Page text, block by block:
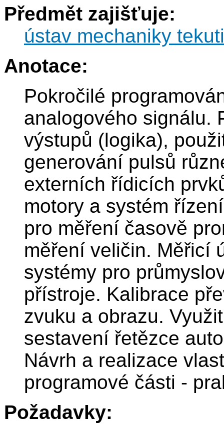
Předmět zajišťuje:
ústav mechaniky
Anotace:
Pokročilé
analogového signálu.
výstupů (logika),
generování pulsů
externích řídicích
motory a systém
pro měření časově
měření veličin. Měřicí
systémy pro
přístroje. Kalibrace
zvuku a obrazu.
sestavení řetězce
Návrh a realizace
programové části -
Požadavky: